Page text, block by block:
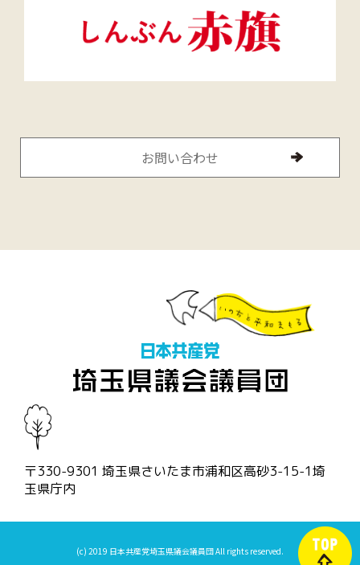
〒330-9301 埼玉県さいたま市浦和区高砂3-15-1埼
玉県庁内
お問い合わせ
(c) 2019 日本共産党埼玉県議会議員団 All rights reserved.